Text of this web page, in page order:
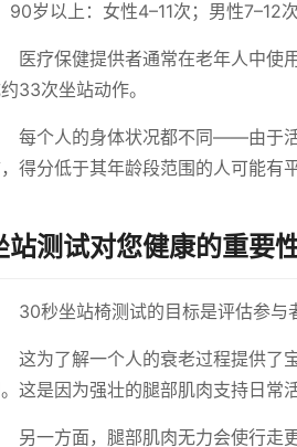
90岁以上：女性4–11次；男性7–12次
医疗保健提供者通常在老年人中
33次坐站动作。
每个人的身体状况都不同——由于
得分低于其年龄段范围的人可能有
站测试对您健康的重要
30秒坐站椅测试的目标是评估参与
这为了解一个人的衰老过程提供了
这是因为强壮的腿部肌肉支持日常
另一方面，腿部肌肉无力会使行走